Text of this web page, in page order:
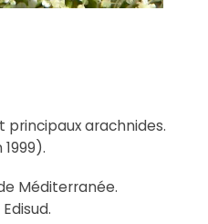
principaux arachnides.
Méditerranée.